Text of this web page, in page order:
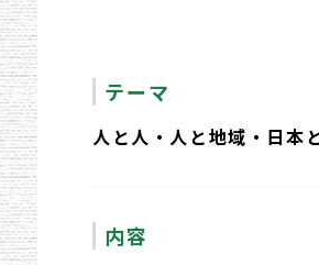
テーマ
人と人・人と地域・日本
内容